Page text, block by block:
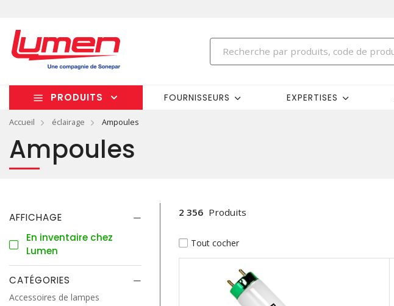
PRODUITS FOURNISSEURS EXPERTISES
Accueil éclairage Ampoules
Ampoules
AFFICHAGE
En inventaire chez
Lumen
CATÉGORIES
Accessoires de lampes
2 356 Produits
Tout cocher